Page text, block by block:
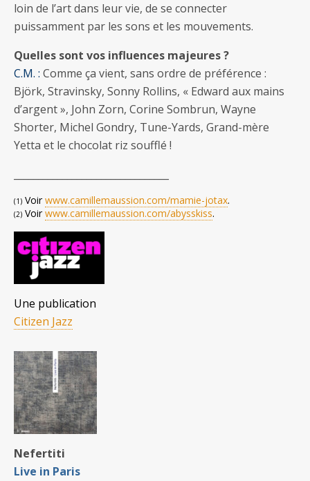
loin de l’art dans leur vie, de se connecter
puissamment par les sons et les mouvements.
Quelles sont vos influences majeures ?
C.M. : Comme ça vient, sans ordre de préférence :
Björk, Stravinsky, Sonny Rollins, « Edward aux mains
d’argent », John Zorn, Corine Sombrun, Wayne
Shorter, Michel Gondry, Tune-Yards, Grand-mère
Yetta et le chocolat riz soufflé !
(1) Voirwww.camillemaussion.com/mamie-jotax.
(2) Voirwww.camillemaussion.com/abysskiss.
Une publication
Citizen Jazz
Nefertiti
Live in Paris